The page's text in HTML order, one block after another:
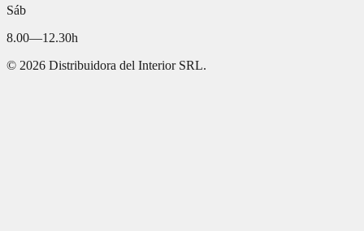
Sáb
8.00—12.30h
© 2026 Distribuidora del Interior SRL.